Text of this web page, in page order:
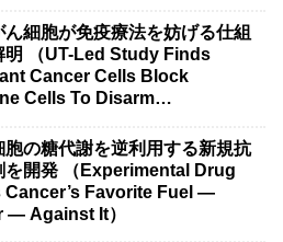
ん細胞が免疫療法を妨げる仕組
明 （UT-Led Study Finds
Cancer Cells Block
Cells To Disarm
胞の糖代謝を逆利用する新規抗
を開発 （Experimental Drug
Cancer’s Favorite Fuel —
— Against It）